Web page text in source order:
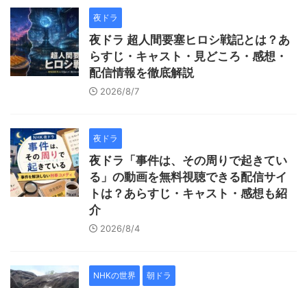
夜ドラ
夜ドラ 超人間要塞ヒロシ戦記とは？あ
らすじ・キャスト・見どころ・感想・
配信情報を徹底解説
2026/8/7
夜ドラ
夜ドラ「事件は、その周りで起きてい
る」の動画を無料視聴できる配信サイ
トは？あらすじ・キャスト・感想も紹
介
2026/8/4
NHKの世界 朝ドラ